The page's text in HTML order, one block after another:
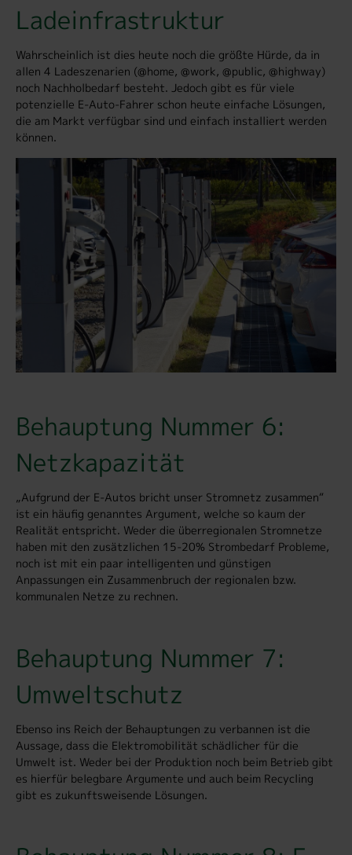
Ladeinfrastruktur
Wahrscheinlich ist dies heute noch die größte Hürde, da in
allen 4 Ladeszenarien (@home, @work, @public, @highway)
noch Nachholbedarf besteht. Jedoch gibt es für viele
potenzielle E-Auto-Fahrer schon heute einfache Lösungen,
die am Markt verfügbar sind und einfach installiert werden
können.
Behauptung Nummer 6:
Netzkapazität
„Aufgrund der E-Autos bricht unser Stromnetz zusammen“
ist ein häufig genanntes Argument, welche so kaum der
Realität entspricht. Weder die überregionalen Stromnetze
haben mit den zusätzlichen 15-20% Strombedarf Probleme,
noch ist mit ein paar intelligenten und günstigen
Anpassungen ein Zusammenbruch der regionalen bzw.
kommunalen Netze zu rechnen.
Behauptung Nummer 7:
Umweltschutz
Ebenso ins Reich der Behauptungen zu verbannen ist die
Aussage, dass die Elektromobilität schädlicher für die
Umwelt ist. Weder bei der Produktion noch beim Betrieb gibt
es hierfür belegbare Argumente und auch beim Recycling
gibt es zukunftsweisende Lösungen.